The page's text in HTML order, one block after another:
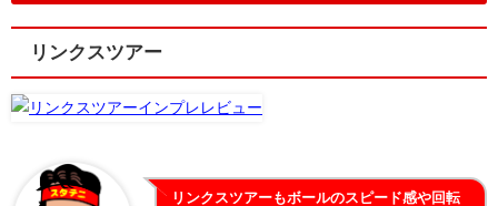
リンクスツアー
リンクスツアーもボールのスピード感や回転